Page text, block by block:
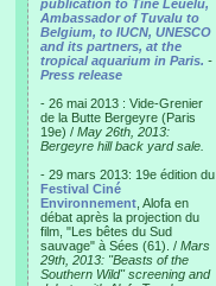
publication to Tine Leuelu,
Ambassador of Tuvalu to
Belgium, to IUCN, UNESCO
and its partners, at the
tropical aquarium in Paris. -
Press release
- 26 mai 2013 : Vide-Grenier
de la Butte Bergeyre (Paris
19e) / May 26th, 2013:
Bergeyre hill back yard sale.
- 29 mars 2013: 19e édition du
Festival Ciné
Environnement , Alofa en
débat après la projection du
film, "Les bêtes du Sud
sauvage" à Sées (61). / Mars
29th, 2013: "Beasts of the
Southern Wild" screening and